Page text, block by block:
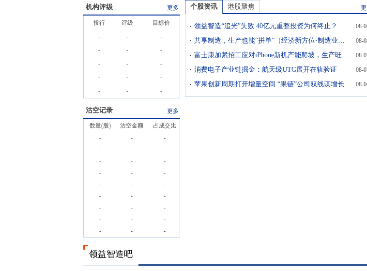
机构评级 更多
投行 评级
目标价
-
-
-
-
-
-
-
-
-
-
-
-
-
- -
个股资讯 港股聚焦
领益智造“追光”失败 40亿元重整投资为何终止？ 08-
共享制造，生产也能“拼单”（经济新方位·制造业新趋势） 08-
富士康加紧招工应对iPhone新机产能爬坡，生产旺季料持续至年底 08-
消费电子产业链掘金：航天级UTG展开在轨验证 08-
苹果创新周期打开增量空间 “果链”公司双线谋增长 08-
沽空记录 更多
数量(股) 沽空金额
占成交比
-
-
-
-
-
-
-
-
-
-
-
-
-
-
-
-
-
-
-
-
-
-
-
-
-
- -
领益智造吧